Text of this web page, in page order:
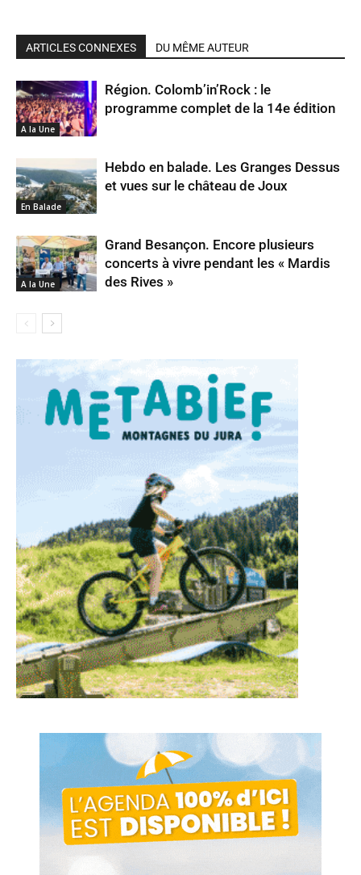
ARTICLES CONNEXES DU MÊME AUTEUR
A la Une
Région. Colomb’in’Rock : le
programme complet de la 14e édition
En Balade
Hebdo en balade. Les Granges Dessus
et vues sur le château de Joux
A la Une
Grand Besançon. Encore plusieurs
concerts à vivre pendant les « Mardis
des Rives »